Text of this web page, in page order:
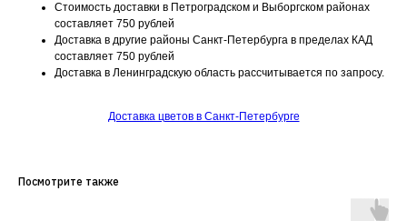
Стоимость доставки в Петроградском и Выборгском районах
составляет 750 рублей
Доставка в другие районы Санкт-Петербурга в пределах КАД
составляет 750 рублей
Доставка в Ленинградскую область рассчитывается по запросу.
Доставка цветов в Санкт-Петербурге
Посмотрите также